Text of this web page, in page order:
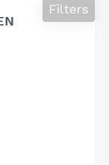
Filters